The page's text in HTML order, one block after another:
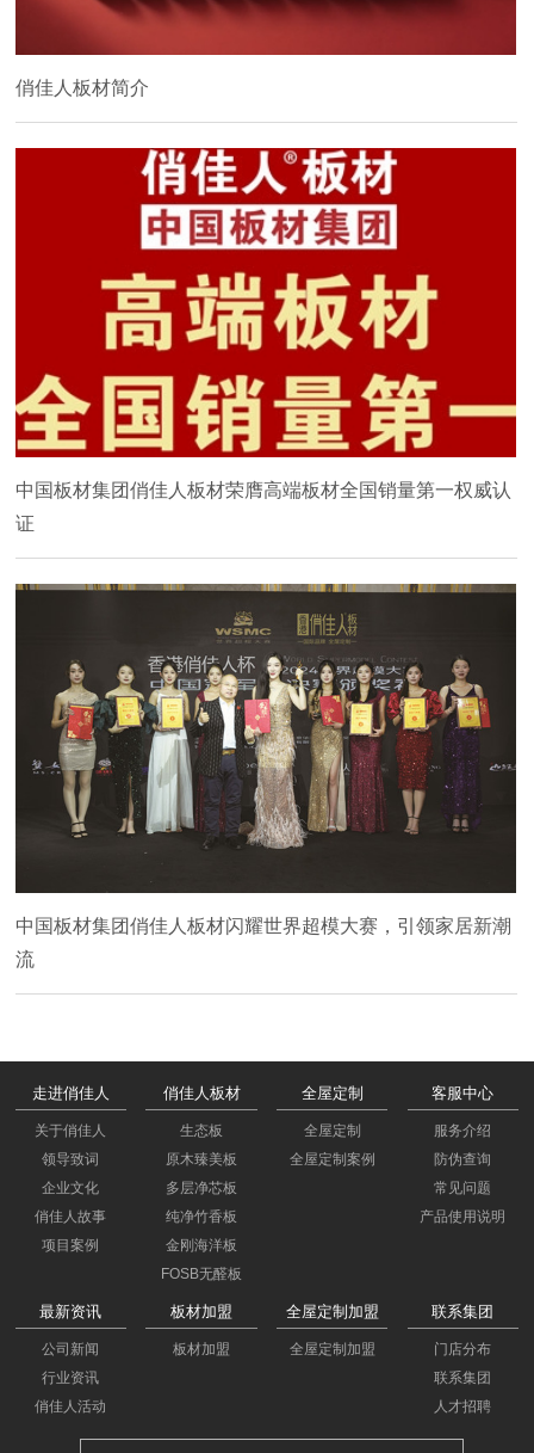
俏佳人板材简介
中国板材集团俏佳人板材荣膺高端板材全国销量第一权威认
证
中国板材集团俏佳人板材闪耀世界超模大赛，引领家居新潮
流
走进俏佳人
关于俏佳人
领导致词
企业文化
俏佳人故事
项目案例
俏佳人板材
生态板
原木臻美板
多层净芯板
纯净竹香板
金刚海洋板
FOSB无醛板
全屋定制
全屋定制
全屋定制案例
客服中心
服务介绍
防伪查询
常见问题
产品使用说明
最新资讯
公司新闻
行业资讯
俏佳人活动
板材加盟
板材加盟
全屋定制加盟
全屋定制加盟
联系集团
门店分布
联系集团
人才招聘